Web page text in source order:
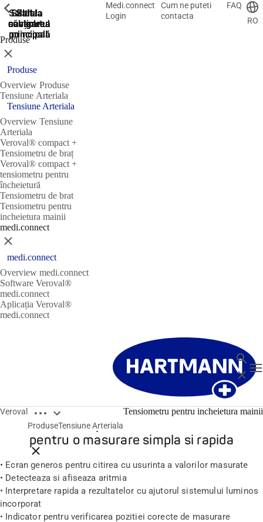
Salt la
căutare
Salt la
navigarea
principală
Salt la
navigarea
principală
Salt la
conținutul
principal
Salt la
subsol
Medi.connect
Login
Cum ne puteti
contacta
FAQ
RO
Produse
ShowPrevious
Închidere
Produse
Overview Produse
Tensiune Arteriala
ShowPrevious
Tensiune Arteriala
Overview Tensiune
Arteriala
Veroval® compact +
Tensiometru de braț
Veroval® compact +
tensiometru pentru
încheietură
Tensiometru de brat
Tensiometru pentru
incheietura mainii
medi.connect
ShowPrevious
Închidere
medi.connect
Overview medi.connect
Software Veroval®
medi.connect
Aplicația Veroval®
medi.connect
Cautare
Veroval Open breadcrumbs
Close breadcrumbs
ProduseTensiune Arteriala
Tensiometru pentru incheietura mainii
Tensiometru pentru incheietura mainii
pentru o masurare simpla si rapida
• Ecran generos pentru citirea cu usurinta a valorilor masurate
• Detecteaza si afiseaza aritmia
• Interpretare rapida a rezultatelor cu ajutorul sistemului luminos
incorporat
• Indicator pentru verificarea pozitiei corecte de masurare